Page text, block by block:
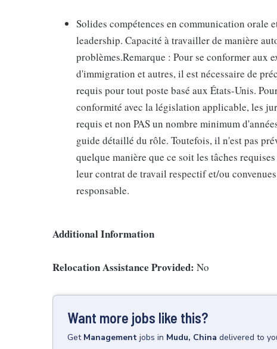
Solides compétences en communication orale
leadership. Capacité à travailler de manière
problèmes.Remarque : Pour se conformer aux
d'immigration et autres, il est nécessaire de
requis pour tout poste basé aux États-Unis.
conformité avec la législation applicable, les
requis et non PAS un nombre minimum
guide détaillé du rôle. Toutefois, il n'est pas
quelque manière que ce soit les tâches
leur contrat de travail respectif et/ou
responsable.
Additional Information
Relocation Assistance Provided: No
Want more jobs like this?
Get Management jobs in Mudu, China delivered to